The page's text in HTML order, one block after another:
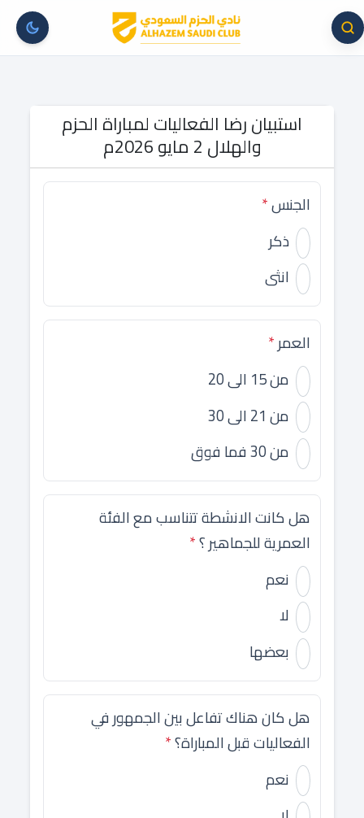
استبيان رضا الفعاليات لمباراة الحزم
والهلال 2 مايو 2026م
الجنس*
ذكر
انثى
العمر*
من 15 الى 20
من 21 الى 30
من 30 فما فوق
هل كانت الانشطة تتناسب مع الفئة
العمرية للجماهير ؟*
نعم
لا
بعضها
هل كان هناك تفاعل بين الجمهور في
الفعاليات قبل المباراة؟*
نعم